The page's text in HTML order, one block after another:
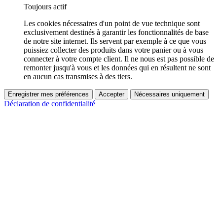
Toujours actif
Les cookies nécessaires d'un point de vue technique sont
exclusivement destinés à garantir les fonctionnalités de base
de notre site internet. Ils servent par exemple à ce que vous
puissiez collecter des produits dans votre panier ou à vous
connecter à votre compte client. Il ne nous est pas possible de
remonter jusqu'à vous et les données qui en résultent ne sont
en aucun cas transmises à des tiers.
Enregistrer mes préférences Accepter Nécessaires uniquement
Déclaration de confidentialité